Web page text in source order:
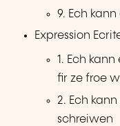
9. Ech
Expression
1. Ech
fir ze froe
2. Ech
schreiwen